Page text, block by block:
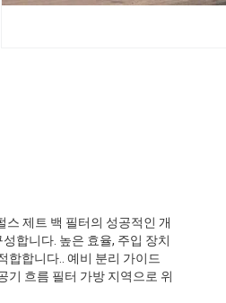
제트 백 필터의 성공적인 개
합니다. 높은 효율, 주입 장치
합합니다.. 예비 분리 가이드
기 흐름 필터 가방 지역으로 위